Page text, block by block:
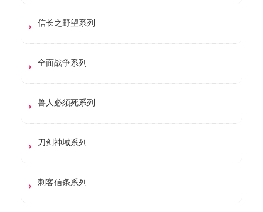
信长之野望系列
全面战争系列
兽人必须死系列
刀剑神域系列
刺客信条系列